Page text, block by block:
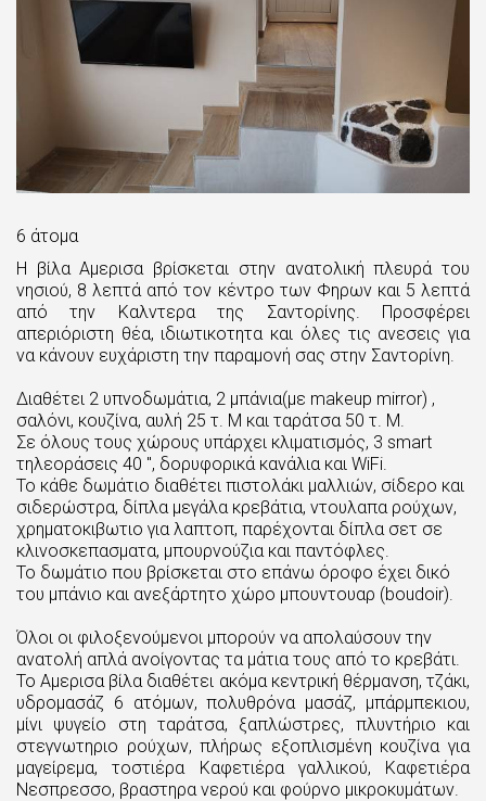
6 άτομα
Η βίλα Αμερισα βρίσκεται στην ανατολική πλευρά του
νησιού, 8 λεπτά από τον κέντρο των Φηρων και 5 λεπτά
από την Καλντερα της Σαντορίνης. Προσφέρει
απεριόριστη θέα, ιδιωτικοτητα και όλες τις ανεσεις για
να κάνουν ευχάριστη την παραμονή σας στην Σαντορίνη.
Διαθέτει 2 υπνοδωμάτια, 2 μπάνια(με makeup mirror) ,
σαλόνι, κουζίνα, αυλή 25 τ. Μ και ταράτσα 50 τ. Μ.
Σε όλους τους χώρους υπάρχει κλιματισμός, 3 smart
τηλεοράσεις 40 ", δορυφορικά κανάλια και WiFi.
Το κάθε δωμάτιο διαθέτει πιστολάκι μαλλιών, σίδερο και
σιδερώστρα, δίπλα μεγάλα κρεβάτια, ντουλαπα ρούχων,
χρηματοκιβωτιο για λαπτοπ, παρέχονται δίπλα σετ σε
κλινοσκεπασματα, μπουρνούζια και παντόφλες.
Το δωμάτιο που βρίσκεται στο επάνω όροφο έχει δικό
του μπάνιο και ανεξάρτητο χώρο μπουντουαρ (boudoir).
Όλοι οι φιλοξενούμενοι μπορούν να απολαύσουν την
ανατολή απλά ανοίγοντας τα μάτια τους από το κρεβάτι.
Το Αμερισα βίλα διαθέτει ακόμα κεντρική θέρμανση, τζάκι,
υδρομασάζ 6 ατόμων, πολυθρόνα μασάζ, μπάρμπεκιου,
μίνι ψυγείο στη ταράτσα, ξαπλώστρες, πλυντήριο και
στεγνωτηριο ρούχων, πλήρως εξοπλισμένη κουζίνα για
μαγείρεμα, τοστιέρα Καφετιέρα γαλλικού, Καφετιέρα
Νεσπρεσσο, βραστηρα νερού και φούρνο μικροκυμάτων.